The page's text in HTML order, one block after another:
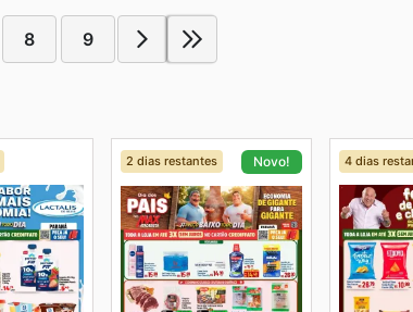
8 9
2 dias restantes Novo! 4 dias